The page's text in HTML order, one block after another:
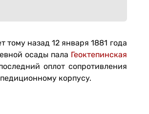
тому назад 12 января 1881 года
осады пала Геоктепинская
оплот сопротивления
корпусу.